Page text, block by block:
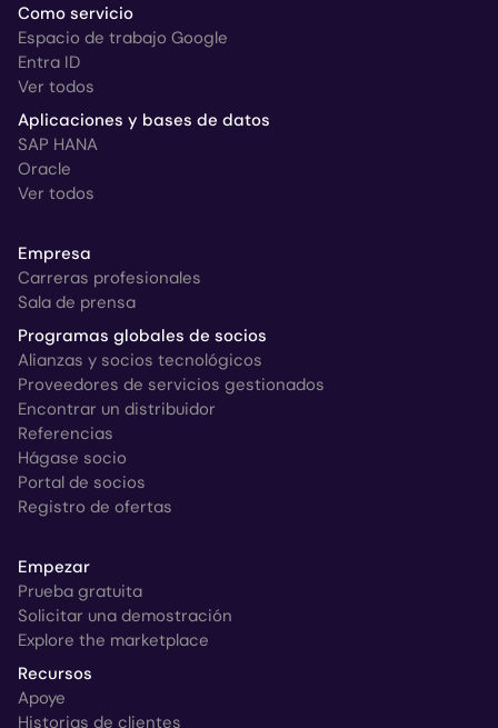
Como servicio
Espacio de trabajo Google
Entra ID
Ver todos
Aplicaciones y bases de datos
SAP HANA
Oracle
Ver todos
Empresa
Carreras profesionales
Sala de prensa
Programas globales de socios
Alianzas y socios tecnológicos
Proveedores de servicios gestionados
Encontrar un distribuidor
Referencias
Hágase socio
Portal de socios
Registro de ofertas
Empezar
Prueba gratuita
Solicitar una demostración
Explore the marketplace
Recursos
Apoye
Historias de clientes